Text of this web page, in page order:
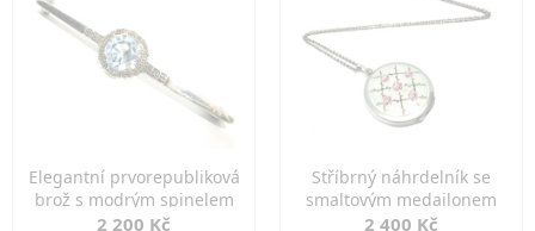
Elegantní prvorepubliková
brož s modrým spinelem
2 200 Kč
Stříbrný náhrdelník se
smaltovým medailonem
2 400 Kč